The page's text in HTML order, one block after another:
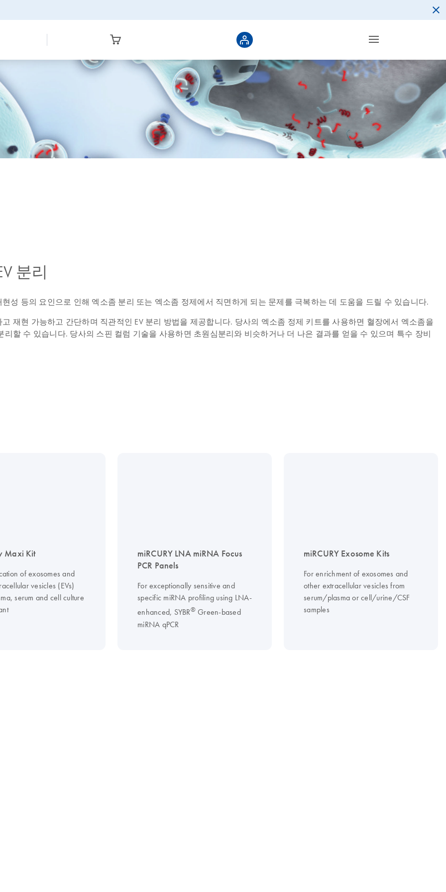
분리
성 등의 요인으로 인해 엑소좀 분리 또는 엑소좀 정제에서 직면하게 되는 문제를 극복하는 데 도움을 드릴 수 있습니다.
재현 가능하고 간단하며 직관적인 EV 분리 방법을 제공합니다. 당사의 엑소좀 정제 키트를 사용하면 혈장에서 엑소좀을
할 수 있습니다. 당사의 스핀 컬럼 기술을 사용하면 초원심분리와 비슷하거나 더 나은 결과를 얻을 수 있으며 특수 장비
Maxi Kit
of exosomes and
vesicles (EVs)
serum and cell culture
miRCURY LNA miRNA Focus
PCR Panels
For exceptionally sensitive and
specific miRNA profiling using LNA-
enhanced, SYBR®Green-based
miRNA qPCR
miRCURY Exosome Kits
For enrichment of exosomes and
other extracellular vesicles from
serum/plasma or cell/urine/CSF
samples